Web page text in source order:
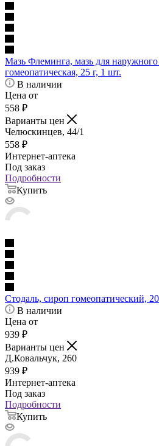
Мазь Флеминга, мазь для
гомеопатическая, 25 г, 1 шт.
В наличии
Цена от
558 ₽
Варианты цен
Челюскинцев, 44/1
558 ₽
Интернет-аптека
Под заказ
Подробности
Купить
Стодаль, сироп гомеопатический,
В наличии
Цена от
939 ₽
Варианты цен
Д.Ковальчук, 260
939 ₽
Интернет-аптека
Под заказ
Подробности
Купить